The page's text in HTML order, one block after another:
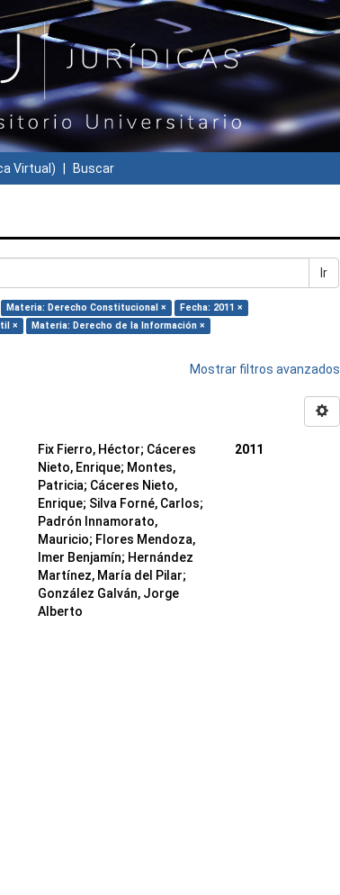
Virtual) Buscar
Ir
Materia: Derecho Constitucional ×
Fecha: 2011 ×
×
Materia: Derecho de la Información ×
Mostrar filtros avanzados
Fix Fierro, Héctor; Cáceres
Nieto, Enrique; Montes,
Patricia; Cáceres Nieto,
Enrique; Silva Forné, Carlos;
Padrón Innamorato,
Mauricio; Flores Mendoza,
Imer Benjamín; Hernández
Martínez, María del Pilar;
González Galván, Jorge
Alberto
2011